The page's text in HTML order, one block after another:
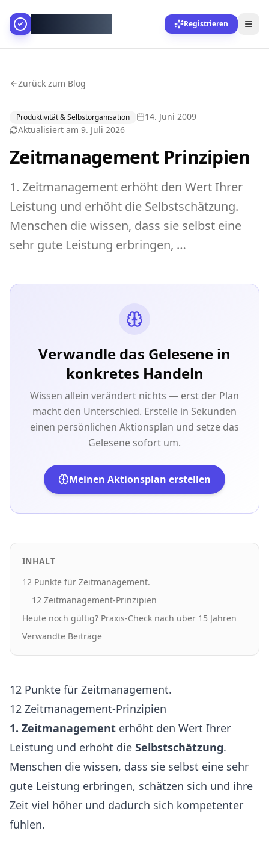
Registrieren
Zurück zum Blog
Produktivität & Selbstorganisation
14. Juni 2009
Aktualisiert am 9. Juli 2026
Zeitmanagement Prinzipien
1. Zeitmanagement erhöht den Wert Ihrer
Leistung und erhöht die Selbstschätzung.
Menschen die wissen, dass sie selbst eine
sehr gute Leistung erbringen, …
Verwandle das Gelesene in
konkretes Handeln
Wissen allein verändert nichts — erst der Plan
macht den Unterschied. Erstelle in Sekunden
einen persönlichen Aktionsplan und setze das
Gelesene sofort um.
Meinen Aktionsplan erstellen
INHALT
12 Punkte für Zeitmanagement.
12 Zeitmanagement-Prinzipien
Heute noch gültig? Praxis-Check nach über 15 Jahren
Verwandte Beiträge
12 Punkte für Zeitmanagement.
12 Zeitmanagement-Prinzipien
1. Zeitmanagement erhöht den Wert Ihrer
Leistung und erhöht die Selbstschätzung.
Menschen die wissen, dass sie selbst eine sehr
gute Leistung erbringen, schätzen sich und ihre
Zeit viel höher und dadurch sich kompetenter
fühlen.